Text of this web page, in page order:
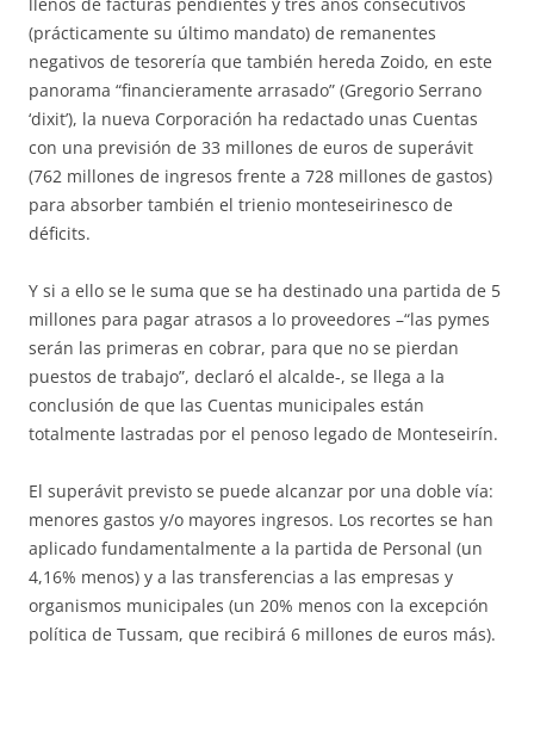
(prácticamente su último mandato) de remanentes
negativos de tesorería que también hereda Zoido, en este
panorama “financieramente arrasado” (Gregorio Serrano
‘dixit’), la nueva Corporación ha redactado unas Cuentas
con una previsión de 33 millones de euros de superávit
(762 millones de ingresos frente a 728 millones de gastos)
para absorber también el trienio monteseirinesco de
déficits.
Y si a ello se le suma que se ha destinado una partida de 5
millones para pagar atrasos a lo proveedores –“las pymes
serán las primeras en cobrar, para que no se pierdan
puestos de trabajo”, declaró el alcalde-, se llega a la
conclusión de que las Cuentas municipales están
totalmente lastradas por el penoso legado de Monteseirín.
El superávit previsto se puede alcanzar por una doble vía:
menores gastos y/o mayores ingresos. Los recortes se han
aplicado fundamentalmente a la partida de Personal (un
4,16% menos) y a las transferencias a las empresas y
organismos municipales (un 20% menos con la excepción
política de Tussam, que recibirá 6 millones de euros más).